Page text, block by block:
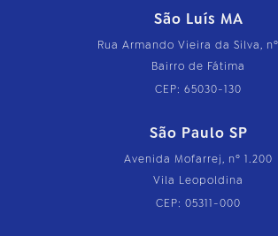
São Luís MA
Rua Armando Vieira da Silva, nº
Bairro de Fátima
CEP: 65030-130
São Paulo SP
Avenida Mofarrej, nº 1.200
Vila Leopoldina
CEP: 05311-000